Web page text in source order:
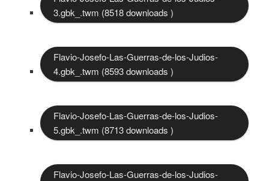
3.gbk_.twm (8518 downloads )
Flavio-Josefo-Las-Guerras-de-los-Judios-
4.gbk_.twm (8593 downloads )
Flavio-Josefo-Las-Guerras-de-los-Judios-
5.gbk_.twm (8713 downloads )
Flavio-Josefo-Las-Guerras-de-los-Judios-